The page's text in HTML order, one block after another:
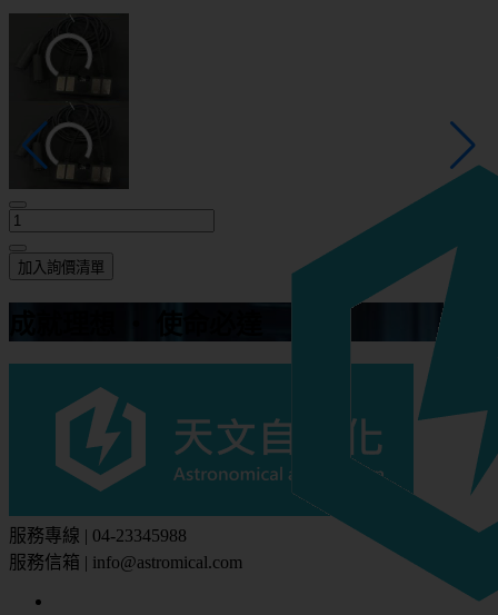
加入詢價清單
服務專線 | 04-23345988
服務信箱 | info@astromical.com